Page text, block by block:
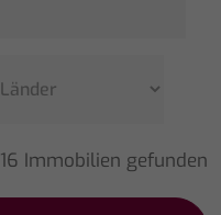
16 Immobilien gefunden